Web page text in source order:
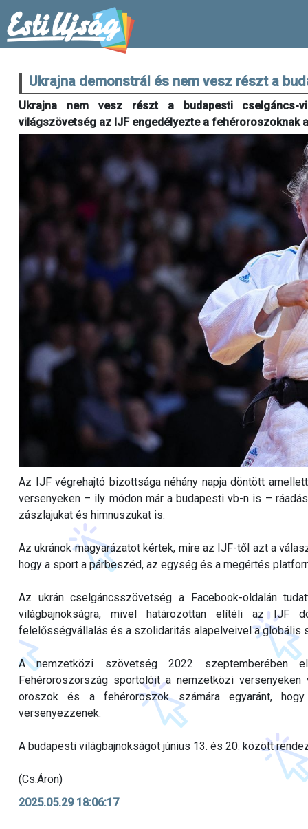
Ukrajna demonstrál és nem vesz részt a
Ukrajna nem vesz részt a budapesti cselgáncs-
világszövetség az IJF engedélyezte a fehéroroszoknak
Az IJF végrehajtó bizottsága néhány napja döntött
versenyeken – ily módon már a budapesti vb-n is –
zászlajukat és himnuszukat is.
Az ukránok magyarázatot kértek, mire az IJF-től azt a
hogy a sport a párbeszéd, az egység és a megértés
Az ukrán cselgáncsszövetség a Facebook-oldalán
világbajnokságra, mivel határozottan elítéli az IJF
felelősségvállalás és a szolidaritás alapelveivel a globális
A nemzetközi szövetség 2022 szeptemberében
Fehéroroszország sportolóit a nemzetközi
oroszok és a fehéroroszok számára egyaránt,
versenyezzenek.
A budapesti világbajnokságot június 13. és 20. között
(Cs.Áron)
2025.05.29 18:06:17